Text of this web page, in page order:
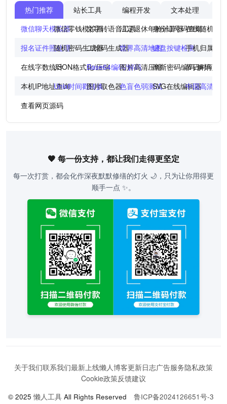
热门推荐 站长工具 编程开发 文本处理
微信聊天模拟器微信零钱模拟器文字转语音工具法定退休年龄计算器
身份证号码查询在线随机点
报名证件照处理随机密码生成器二维码生成器世界高清地图键盘按键检测手机归属地
在线字数统计JSON格式化/压缩Base64编码/解码图片高清压缩摩斯密码编码/解码
节日时间倒
本机IP地址查询Unix时间戳转换图片取色器色盲色弱测试SVG在线编辑器中国高清地
查看网页源码
🧡 每一份支持，都让我们走得更坚定
每一次打赏，都会化作深夜默默修缮的灯火 🌙，只为让你用得更
顺手一点 ✨。
关于我们联系我们最新上线懒人博客更新日志广告服务隐私政策
Cookie政策反馈建议
© 2025懒人工具 All Rights Reserved
鲁ICP备2024126651号-3